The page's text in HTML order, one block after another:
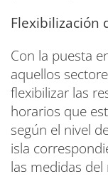
Flexibilización
Con la puesta
aquellos
flexibilizar las
horarios que
según el nivel
isla
las medidas